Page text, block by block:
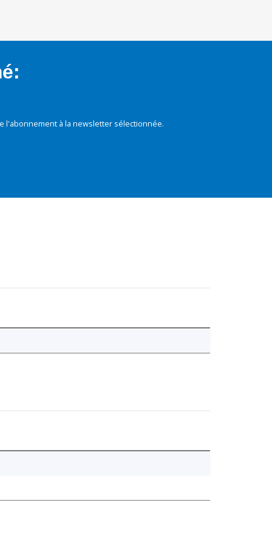
l'abonnement à la newsletter sélectionnée.